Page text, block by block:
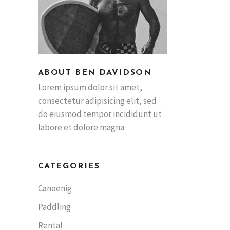
ABOUT BEN DAVIDSON
Lorem ipsum dolor sit amet,
consectetur adipisicing elit, sed
do eiusmod tempor incididunt ut
labore et dolore magna
CATEGORIES
Canoenig
Paddling
Rental